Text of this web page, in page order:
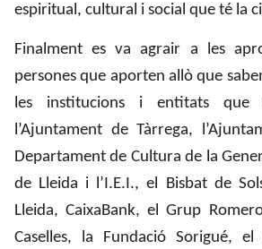
espiritual, cultural i social que té la
Finalment es va agrair a les
persones que aporten allò que
les institucions i entitats que
l’Ajuntament de Tàrrega,
Departament de Cultura de la
de Lleida i l’I.E.I., el Bisbat de
Lleida, CaixaBank, el Grup
Caselles, la Fundació Sorigué, el